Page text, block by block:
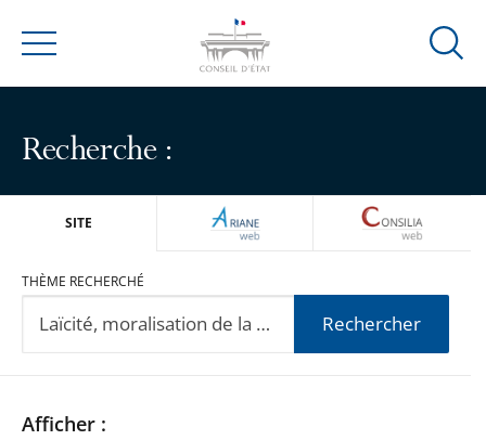
Menu
Ouvrir
Recherche :
SITE ARIANEWEB
THÈME RECHERCHÉ
Rechercher
Passer
Passer
Afficher :